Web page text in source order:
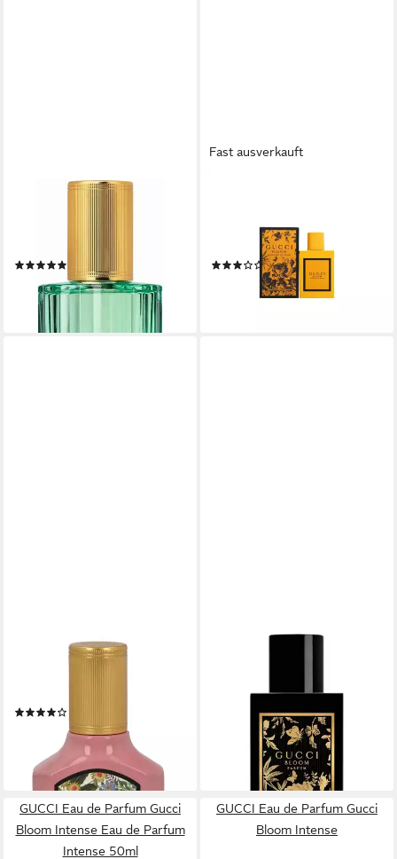
ab 99,00 €
(2.475,00 €/ 1 l)
lieferbar - in 2-3 Werktagen bei dir
Fast ausverkauft
Profumo Di Fiori Eau de
Parfum Spray
(1)
ab 48,70 €
(974,00 €/ 1 l)
Eau de Parfum Gucci Flora
ab 69,99 €
(2.333,00 €/ 1 l)
lieferbar - in 6-8 Werktagen bei dir
Damenduft
ab 64,00 € UVP75,00 €
(213,33 €/ 100 ml)
lieferbar - in 6-7 Werktagen bei dir
GUCCI Eau de Parfum Gucci
Bloom Intense Eau de Parfum
Intense 50ml
GUCCI Eau de Parfum Gucci
Bloom Intense